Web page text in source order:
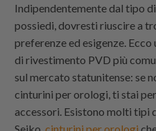
Indipendentemente dal tipo
possiedi, dovresti riuscire a
preferenze ed esigenze.
di rivestimento PVD più
sul mercato statunitense: se
cinturini per orologi, ti stai
accessori. Esistono molti tipi
Seiko.cinturini per orologi